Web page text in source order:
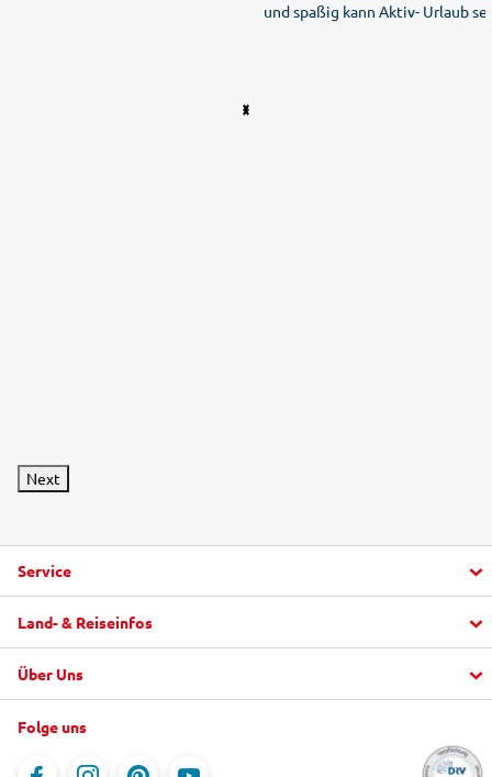
und spaßig kann Aktiv- Urlaub
Next
Service
Aktuelle Informationen
Fragen und Antworten
"mein alltours" App
Land- & Reiseinfos
Urlaub buchen
Über Uns
Unternehmen
Jobs
Folge uns